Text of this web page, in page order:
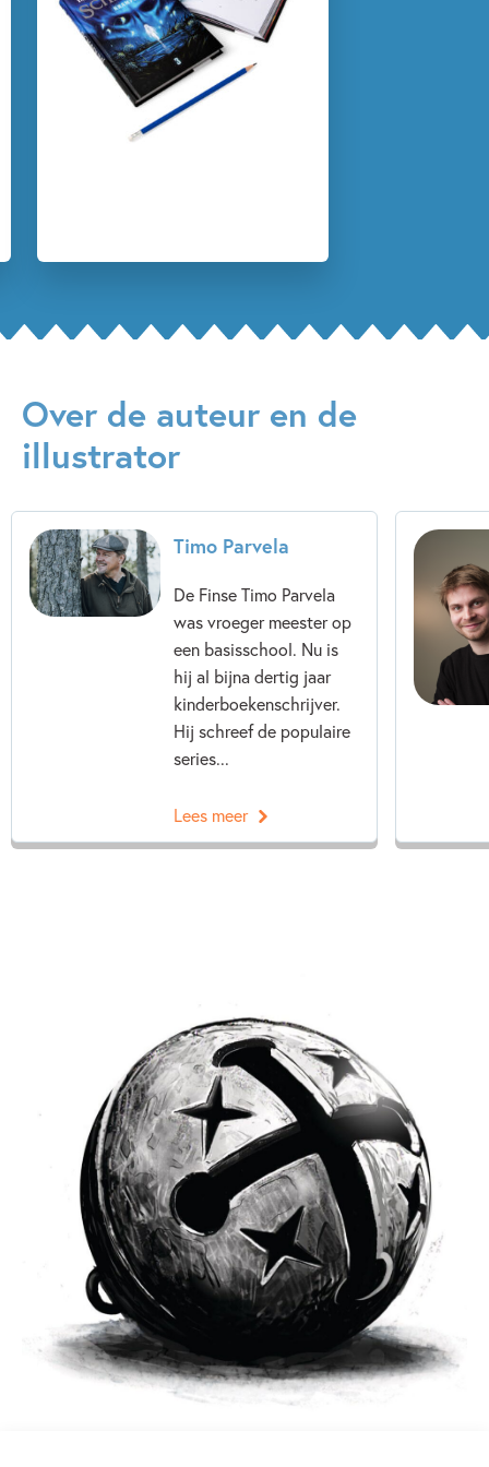
Fantasie & magie
Spanning
Spanning & griezelen
Sprookjes, mythen & legendes
Over de auteur en de
illustrator
Timo Parvela
De Finse Timo Parvela
was vroeger meester op
een basisschool. Nu is
hij al bijna dertig jaar
kinderboekenschrijver.
Hij schreef de populaire
series...
Lees meer